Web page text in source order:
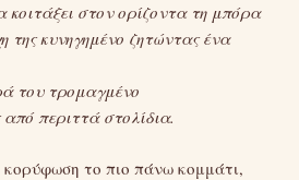
κοιτάξει στον ορίζοντα τη μπόρα
της κυνηγημένο ζητώντας ένα
του τρομαγμένο
περιττά στολίδια.
κορύφωση το πιο πάνω κομμάτι,